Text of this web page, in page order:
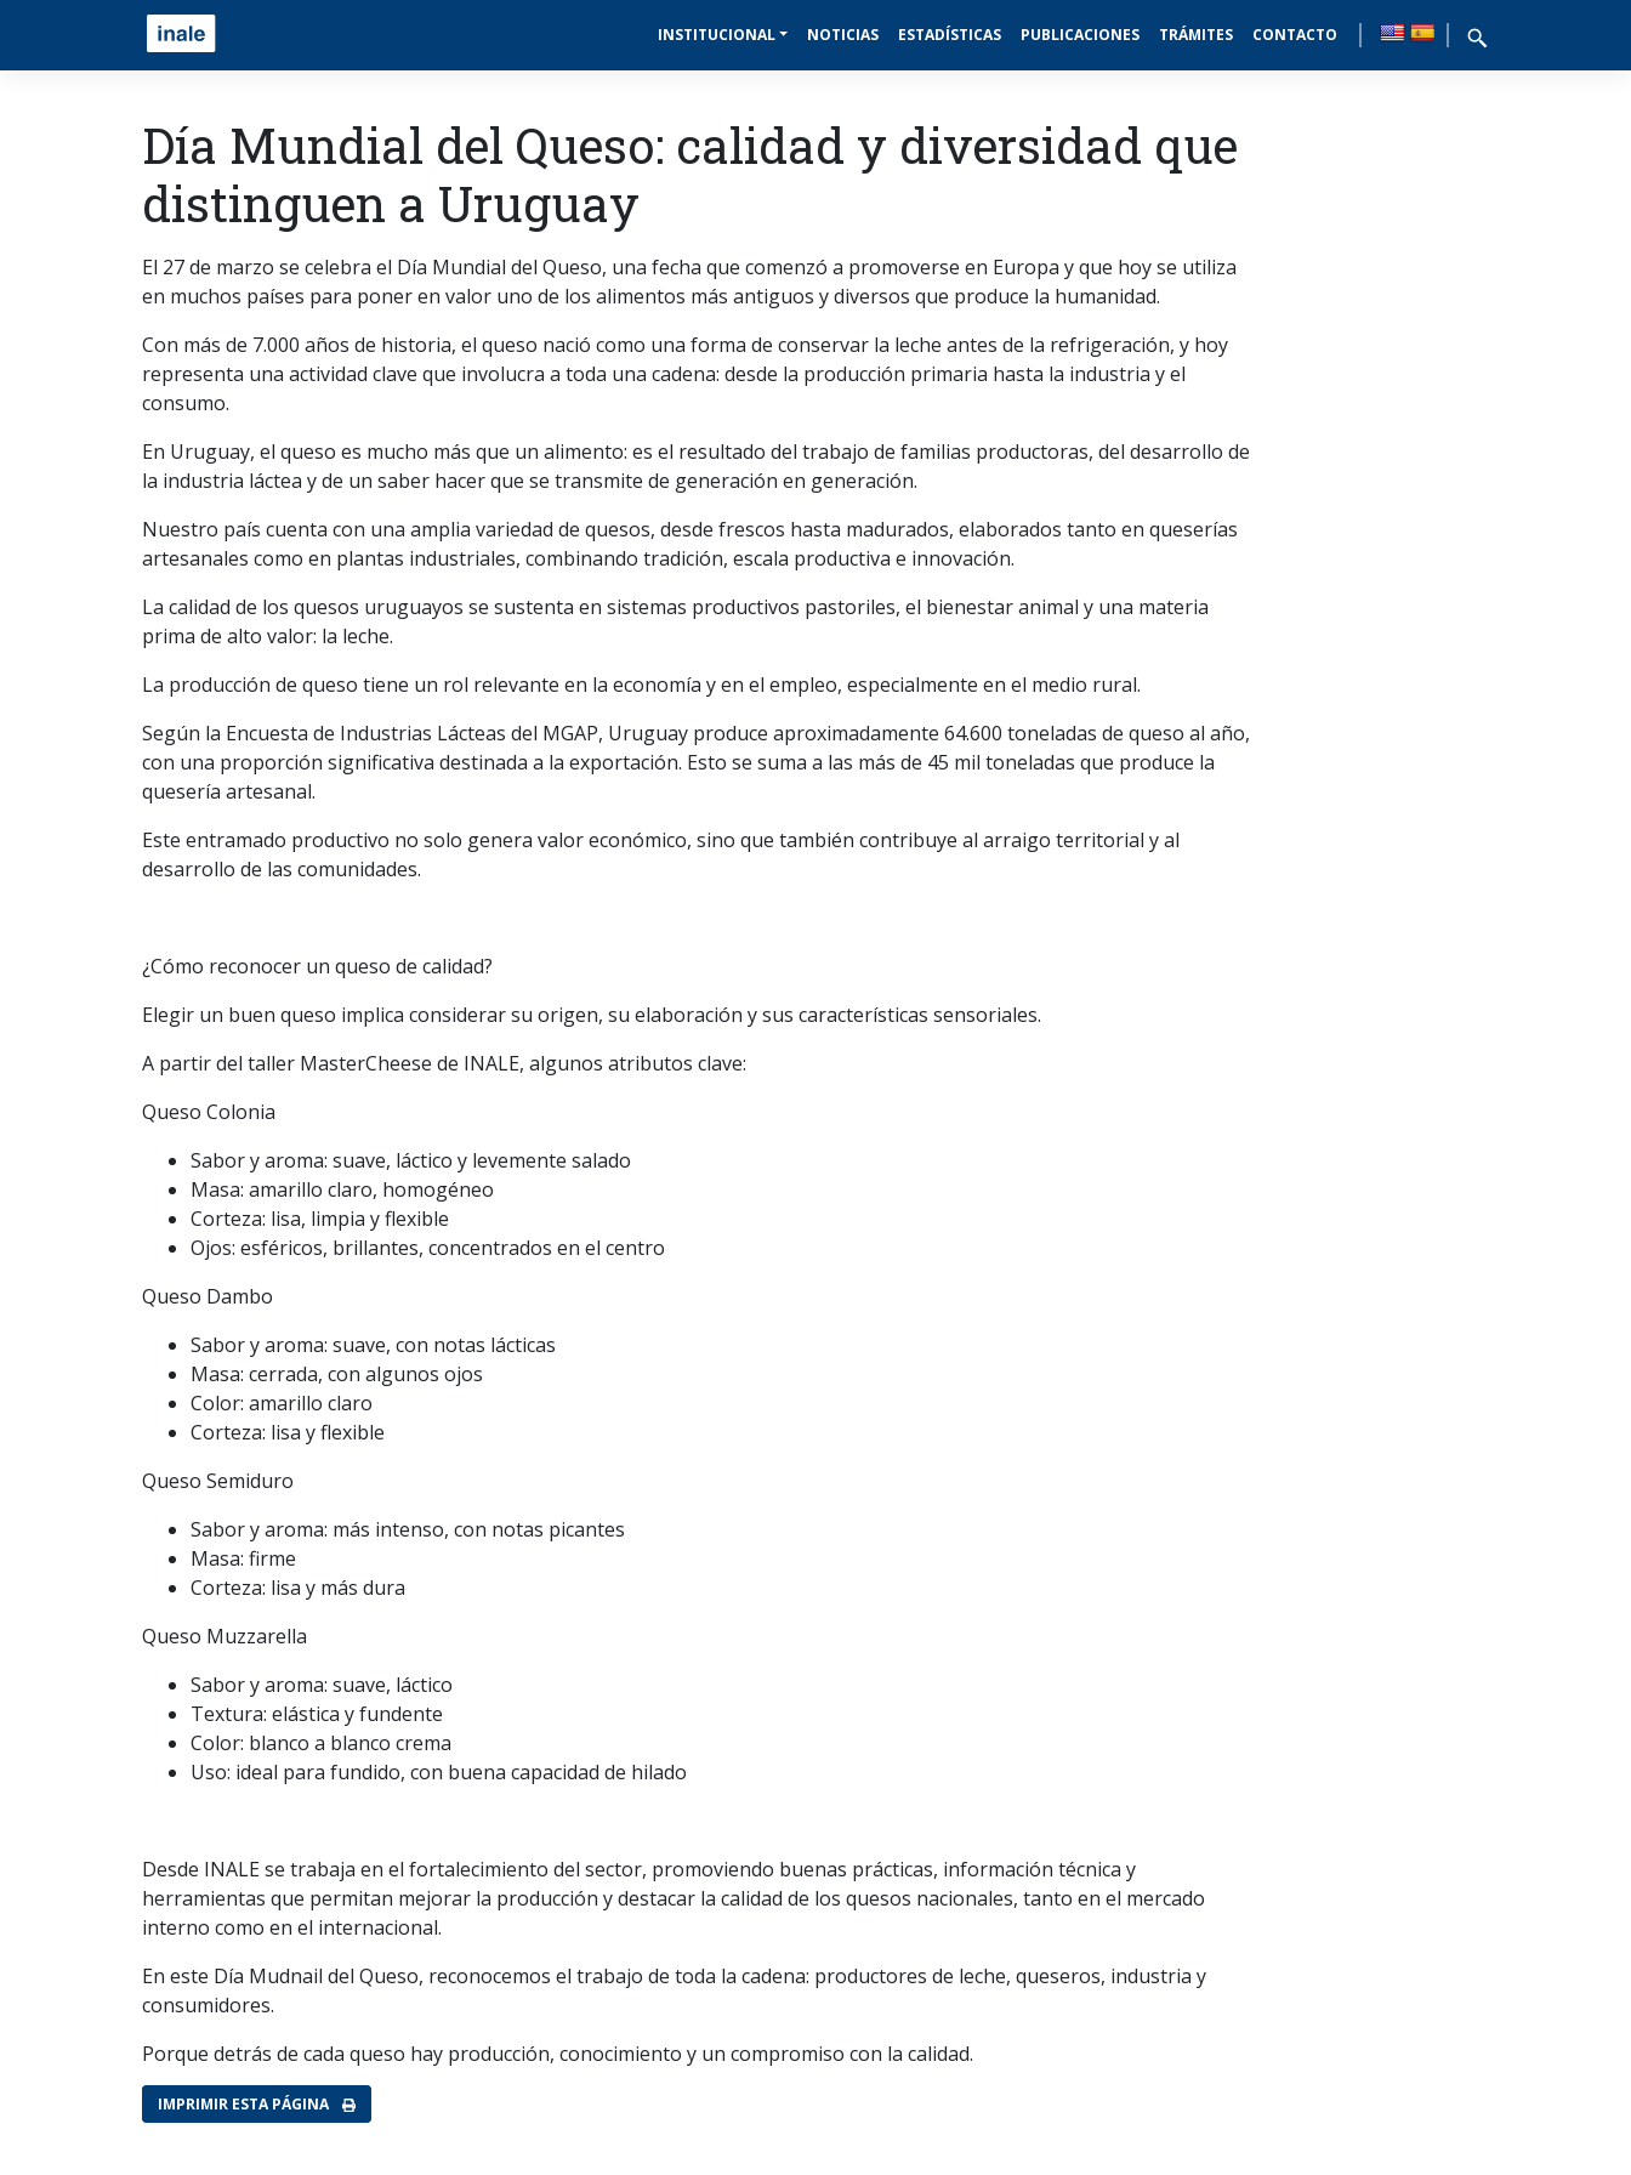
INSTITUCIONAL NOTICIAS ESTADÍSTICAS PUBLICACIONES TRÁMITES CONTACTO
Día Mundial del Queso: calidad y diversidad que
distinguen a Uruguay
El 27 de marzo se celebra el Día Mundial del Queso, una fecha que comenzó a promoverse en Europa y que hoy se utiliza
en muchos países para poner en valor uno de los alimentos más antiguos y diversos que produce la humanidad.
Con más de 7.000 años de historia, el queso nació como una forma de conservar la leche antes de la refrigeración, y hoy
representa una actividad clave que involucra a toda una cadena: desde la producción primaria hasta la industria y el
consumo.
En Uruguay, el queso es mucho más que un alimento: es el resultado del trabajo de familias productoras, del desarrollo de
la industria láctea y de un saber hacer que se transmite de generación en generación.
Nuestro país cuenta con una amplia variedad de quesos, desde frescos hasta madurados, elaborados tanto en queserías
artesanales como en plantas industriales, combinando tradición, escala productiva e innovación.
La calidad de los quesos uruguayos se sustenta en sistemas productivos pastoriles, el bienestar animal y una materia
prima de alto valor: la leche.
La producción de queso tiene un rol relevante en la economía y en el empleo, especialmente en el medio rural.
Según la Encuesta de Industrias Lácteas del MGAP, Uruguay produce aproximadamente 64.600 toneladas de queso al año,
con una proporción significativa destinada a la exportación. Esto se suma a las más de 45 mil toneladas que produce la
quesería artesanal.
Este entramado productivo no solo genera valor económico, sino que también contribuye al arraigo territorial y al
desarrollo de las comunidades.
¿Cómo reconocer un queso de calidad?
Elegir un buen queso implica considerar su origen, su elaboración y sus características sensoriales.
A partir del taller MasterCheese de INALE, algunos atributos clave:
Queso Colonia
Sabor y aroma: suave, láctico y levemente salado
Masa: amarillo claro, homogéneo
Corteza: lisa, limpia y flexible
Ojos: esféricos, brillantes, concentrados en el centro
Queso Dambo
Sabor y aroma: suave, con notas lácticas
Masa: cerrada, con algunos ojos
Color: amarillo claro
Corteza: lisa y flexible
Queso Semiduro
Sabor y aroma: más intenso, con notas picantes
Masa: firme
Corteza: lisa y más dura
Queso Muzzarella
Sabor y aroma: suave, láctico
Textura: elástica y fundente
Color: blanco a blanco crema
Uso: ideal para fundido, con buena capacidad de hilado
Desde INALE se trabaja en el fortalecimiento del sector, promoviendo buenas prácticas, información técnica y
herramientas que permitan mejorar la producción y destacar la calidad de los quesos nacionales, tanto en el mercado
interno como en el internacional.
En este Día Mudnail del Queso, reconocemos el trabajo de toda la cadena: productores de leche, queseros, industria y
consumidores.
Porque detrás de cada queso hay producción, conocimiento y un compromiso con la calidad.
IMPRIMIR ESTA PÁGINA